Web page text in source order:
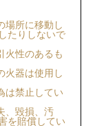
場所に移動し
たりしないで
火性のあるも
火器は使用し
は禁止してい
、毀損、汚
を賠償してい